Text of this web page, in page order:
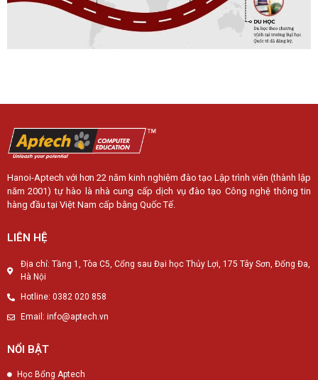
Hanoi-Aptech với hơn 22 năm kinh nghiệm đào tạo Lập trình viên (thành lập
năm 2001) tự hào là nhà cung cấp dịch vụ đào tạo Công nghệ thông tin
hàng đầu tại Việt Nam cấp bằng Quốc Tế.
LIÊN HỆ
Địa chỉ: Tầng 1, Tòa C5, Cổng sau Đại học Thủy Lợi, 175 Tây Sơn, Đống Đa,
Hà Nội
Hotline: 0382 020 858
Email: info@aptech.vn
NỔI BẬT
Học Bổng Aptech